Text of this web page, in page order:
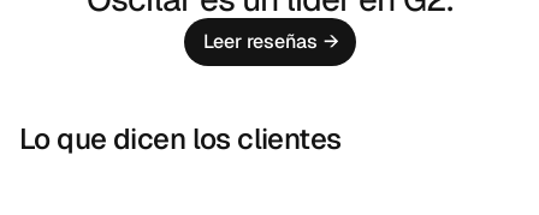
Leer reseñas →
Lo que dicen los clientes